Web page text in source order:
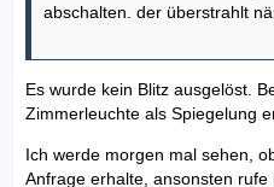
abschalten. der überstrahlt
Es wurde kein Blitz ausgelöst.
Zimmerleuchte als Spiegelung
Ich werde morgen mal sehen,
Anfrage erhalte, ansonsten rufe